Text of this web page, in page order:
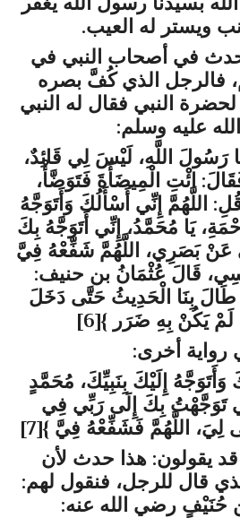
ويستر له العيب.
حدث في أصحاب النبي في
فالرجل الذي كُفَّ بصره
النبي فقال له النبي
عليه وسلم:
رَسُولَ اللَّهِ، لَيْسَ لِي قَائِدٌ،
ائْتِ الْمِيضَأَةَ فَتَوَضَّأْ،
اللَّهُمَّ إِنِّي أَسْأَلُكَ وَأَتَوَجَّهُ
يَا مُحَمَّدُ، إِنِّي أَتَوَجَّهُ بِكَ
عَنْ بَصَرِي، اللَّهُمَّ شَفِّعْهُ فِيَّ
قَالَ عُثْمَانُ بن حنيف:
طَالَ بِنَا الْحَدِيثُ حَتَّى دَخَلَ
لَمْ يَكُنْ بِهِ ضَرَر }[6]
رواية أخرى:
وَأَتَوَجَّهُ إِلَيْكَ بِنَبِيِّكَ، مُحَمَّدٍ
تَوَجَّهْتُ بِكَ إِلَى رَبِّي فِي
لِيَ، اللَّهُمَّ فَشَفِّعْهُ فِيَّ }[7]
يقولون: هذا حدث لأن
قال للرجل، فنقول لهم:
حُنَيْفٍ رضي الله عنه: